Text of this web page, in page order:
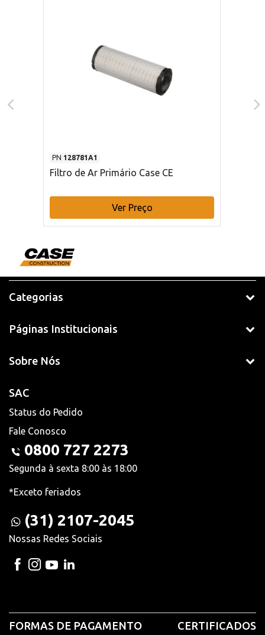
PN 128781A1
Filtro de Ar Primário Case CE
Ver Preço
Categorias
Páginas Institucionais
Sobre Nós
SAC
Status do Pedido
Fale Conosco
0800 727 2273
Segunda à sexta 8:00 às 18:00
*Exceto feriados
(31) 2107-2045
Nossas Redes Sociais
FORMAS DE PAGAMENTO CERTIFICADOS